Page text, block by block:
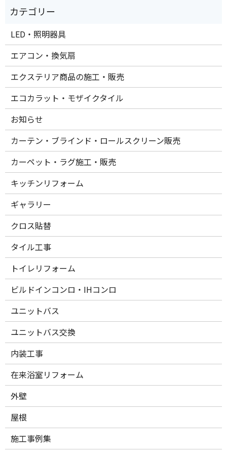
LED・照明器具
エアコン・換気扇
エクステリア商品の施工・販売
エコカラット・モザイクタイル
お知らせ
カーテン・ブラインド・ロールスクリーン販売
カーペット・ラグ施工・販売
キッチンリフォーム
ギャラリー
クロス貼替
タイル工事
トイレリフォーム
ビルドインコンロ・IHコンロ
ユニットバス
ユニットバス交換
内装工事
在来浴室リフォーム
外壁
屋根
施工事例集